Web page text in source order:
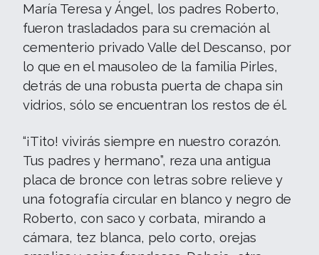
María Teresa y Ángel, los padres Roberto,
fueron trasladados para su cremación al
cementerio privado Valle del Descanso, por
lo que en el mausoleo de la familia Pirles,
detrás de una robusta puerta de chapa sin
vidrios, sólo se encuentran los restos de él.
“¡Tito! vivirás siempre en nuestro corazón.
Tus padres y hermano”, reza una antigua
placa de bronce con letras sobre relieve y
una fotografía circular en blanco y negro de
Roberto, con saco y corbata, mirando a
cámara, tez blanca, pelo corto, orejas